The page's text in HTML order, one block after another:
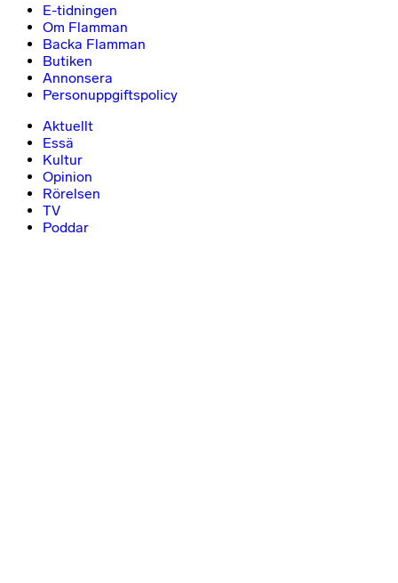
E-tidningen
Om Flamman
Backa Flamman
Butiken
Annonsera
Personuppgiftspolicy
Aktuellt
Essä
Kultur
Opinion
Rörelsen
TV
Poddar